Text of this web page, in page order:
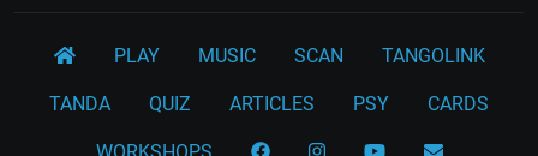
PLAY MUSIC SCAN TANGOLINK
TANDA QUIZ ARTICLES PSY CARDS